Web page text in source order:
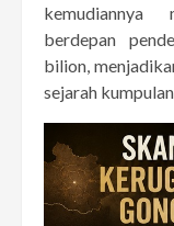
kemudiannya
berdepan
bilion,
sejarah